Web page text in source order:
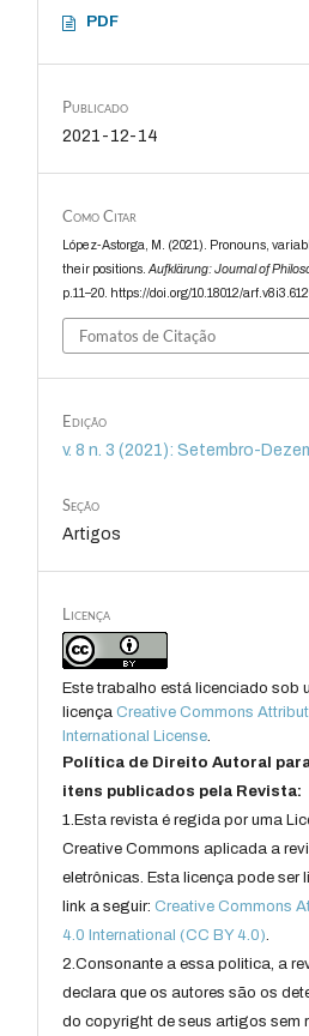
PDF
Publicado
2021-12-14
Como Citar
López-Astorga, M. (2021). Pronouns,
their positions.Aufklärung: Journal of
p.11–20. https://doi.org/10.18012/
Fomatos de Citação
Edição
v. 8 n. 3 (2021): Setembro-
Seção
Artigos
Licença
Este trabalho está licenciado sob
licençaCreative Commons
International License.
Política de Direito Autoral
itens publicados pela Revista:
1.Esta revista é regida por uma
Creative Commons aplicada a
eletrônicas. Esta licença pode ser
link a seguir:Creative Commons
4.0 International (CC BY 4.0).
2.Consonante a essa politica, a
declara que os autores são os
do copyright de seus artigos sem